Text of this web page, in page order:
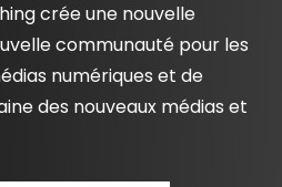
crée une nouvelle
communauté pour les
numériques et de
des nouveaux médias et